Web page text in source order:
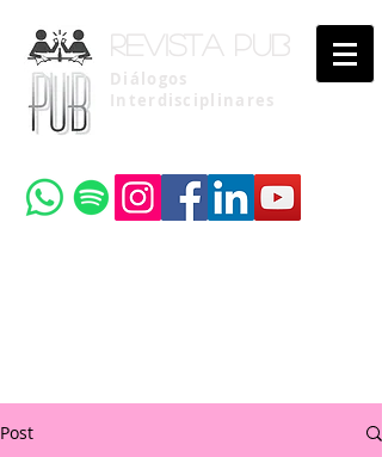
Revista pub
Diálogos
Interdisciplinares
Post